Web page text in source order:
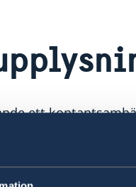
ett
, dock har
pengar från